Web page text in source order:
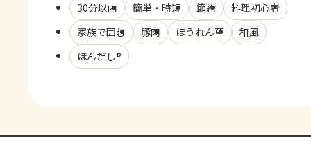
30分以内 簡単・時短 節約
料理初心者
家族で囲む
豚肉 ほうれん草
和風
ほんだし®